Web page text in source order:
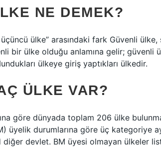
NE DEMEK?
ülke” arasındaki fark Güvenli ülke,
bir ülke olduğu anlamına gelir; güvenli
ülkeye giriş yaptıkları ülkedir.
ÜLKE VAR?
göre dünyada toplam 206 ülke
üyelik durumlarına göre üç kategoriye
diğer devlet. BM üyesi olmayan ülkeler